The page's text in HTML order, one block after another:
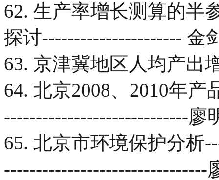
62. 生产率增长测算的半
探讨---------------------- 金
63. 京津冀地区人均产出
64. 北京2008、2010年
-----------------------------廖
65. 北京市环境保护分析
--------------------------------